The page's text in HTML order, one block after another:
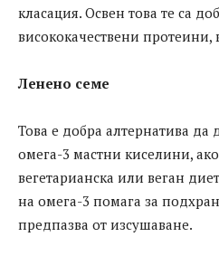
класация. Освен това те са
висококачествени протеини,
Ленено семе
Това е добра алтернатива да
омега-3 мастни киселини,
вегетарианска или веган
на омега-3 помага за
предпазва от изсушаване.